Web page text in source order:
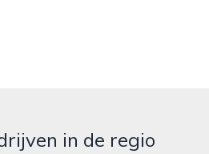
in de regio